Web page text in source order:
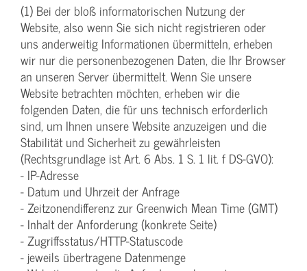
(1) Bei der bloß informatorischen Nutzung der
Website, also wenn Sie sich nicht registrieren oder
uns anderweitig Informationen übermitteln, erheben
wir nur die personenbezogenen Daten, die Ihr Browser
an unseren Server übermittelt. Wenn Sie unsere
Website betrachten möchten, erheben wir die
folgenden Daten, die für uns technisch erforderlich
sind, um Ihnen unsere Website anzuzeigen und die
Stabilität und Sicherheit zu gewährleisten
(Rechtsgrundlage ist Art. 6 Abs. 1 S. 1 lit. f DS-GVO):
- IP-Adresse
- Datum und Uhrzeit der Anfrage
- Zeitzonendifferenz zur Greenwich Mean Time (GMT)
- Inhalt der Anforderung (konkrete Seite)
- Zugriffsstatus/HTTP-Statuscode
- jeweils übertragene Datenmenge